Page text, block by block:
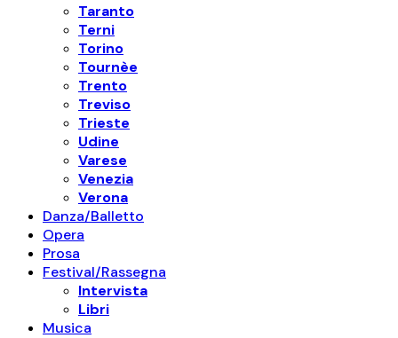
Taranto
Terni
Torino
Tournèe
Trento
Treviso
Trieste
Udine
Varese
Venezia
Verona
Danza/Balletto
Opera
Prosa
Festival/Rassegna
Intervista
Libri
Musica